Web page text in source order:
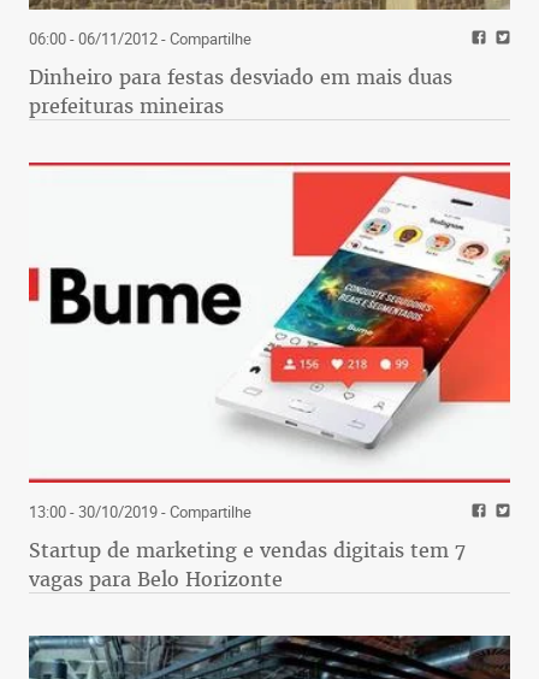
06:00 - 06/11/2012- Compartilhe
Dinheiro para festas desviado em mais duas
prefeituras mineiras
13:00 - 30/10/2019- Compartilhe
Startup de marketing e vendas digitais tem 7
vagas para Belo Horizonte